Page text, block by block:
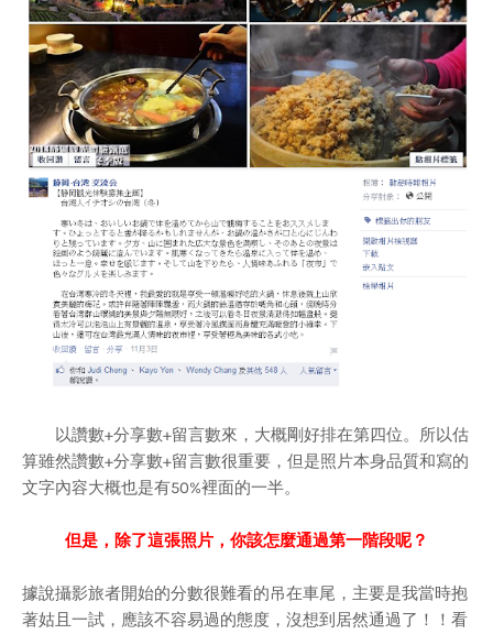
以讚數+分享數+留言數來，大概剛好排在第四位。所以估
算雖然讚數+分享數+留言數很重要，但是照片本身品質和寫的
文字內容大概也是有50%裡面的一半。
但是，除了這張照片，你該怎麼通過第一階段呢？
據說攝影旅者開始的分數很難看的吊在車尾，主要是我當時抱
著姑且一試，應該不容易過的態度，沒想到居然通過了！！看